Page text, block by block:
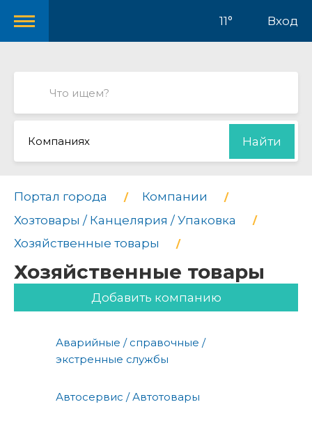
11° Вход
Компаниях Найти
Портал города
Компании
Хозтовары / Канцелярия / Упаковка
Хозяйственные товары
Хозяйственные товары
Добавить компанию
Аварийные / справочные /
экстренные службы
Автосервис / Автотовары